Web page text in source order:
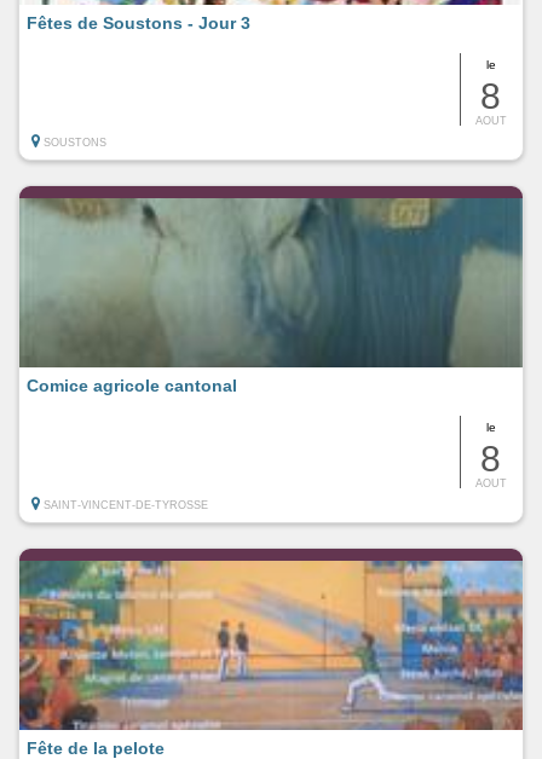
le
8
AOUT
Fêtes de Soustons - Jour 3
SOUSTONS
le
8
AOUT
Comice agricole cantonal
SAINT-VINCENT-DE-TYROSSE
Fête de la pelote